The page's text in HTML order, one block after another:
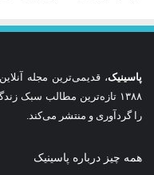
پاسینیک، قدیمی‌ترین مجله
۱۳۸۸ تازه‌ترین مطالب سبک
را گردآوری و منتشر می‌کند.
همه چیز درباره پاسینیک